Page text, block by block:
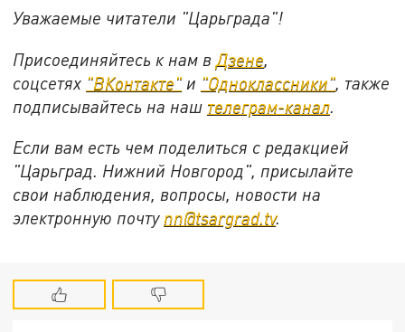
Уважаемые читатели "Царьграда"!
Присоединяйтесь к нам в Дзене
соцсетях "ВКонтакте" и "Одноклассники" также
подписывайтесь на наш телеграм-канал
Если вам есть чем поделиться с редакцией
"Царьград. Нижний Новгород", присылайте
свои наблюдения, вопросы, новости на
электронную почту nn@tsargrad.tv.